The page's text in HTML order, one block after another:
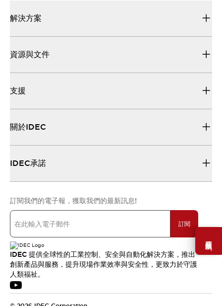
需要幫助嗎？
解決方案
資源與文件
支援
關於IDEC
IDEC承諾
訂閱我們的電子報，獲取我們的最新訊息!
訂閱
IDEC 提供全球性的工業控制、安全與自動化解決方案，推出
創新產品與服務，提升現場作業效率與安全性，更致力於守護
人類福祉。